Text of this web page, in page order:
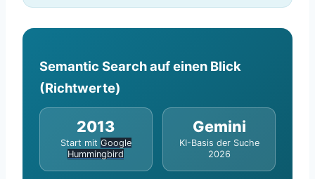
Semantic Search auf einen Blick
(Richtwerte)
2013
Start mit Google
Hummingbird
Gemini
KI-Basis der Suche
2026